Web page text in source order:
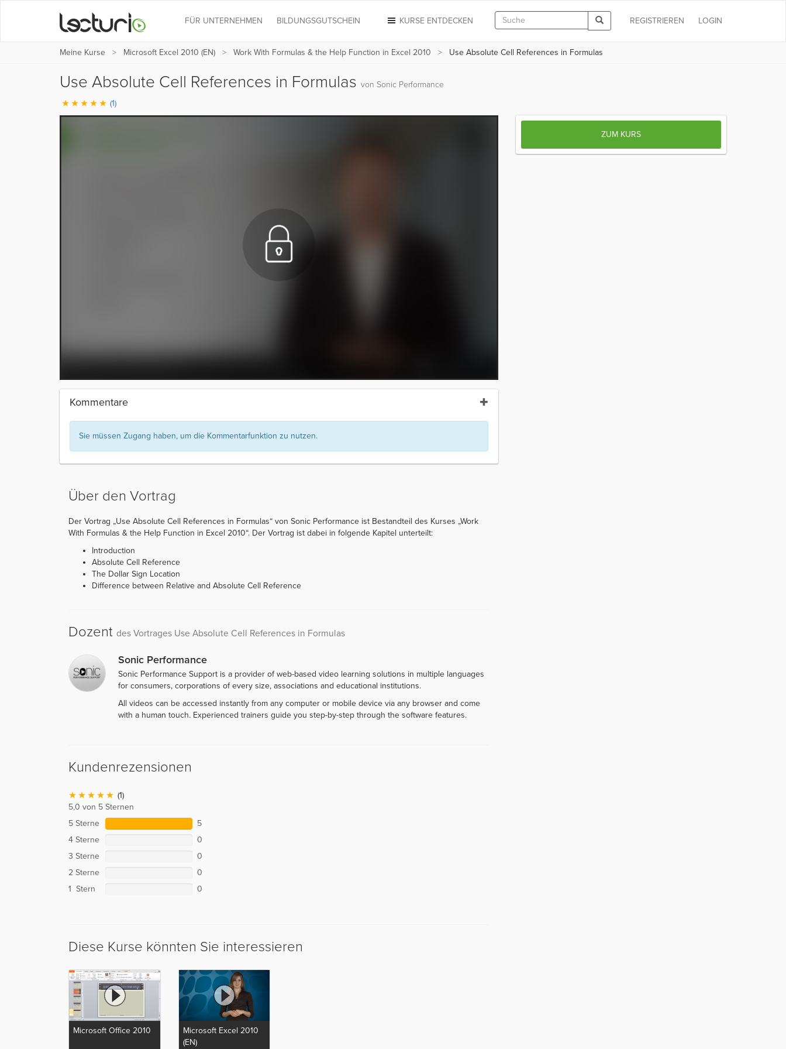
LOGIN
REGISTRIEREN
KURSE ENTDECKEN
FÜR UNTERNEHMEN BILDUNGSGUTSCHEIN
Meine Kurse Microsoft Excel 2010 (EN) Work With Formulas & the Help Function in Excel 2010 Use Absolute Cell References in Formulas
Use Absolute Cell References in Formulas von Sonic Performance
(1)
Kommentare
Sie müssen Zugang haben, um die Kommentarfunktion zu nutzen.
Über den Vortrag
Der Vortrag „Use Absolute Cell References in Formulas“ von Sonic Performance ist Bestandteil des Kurses „Work
With Formulas & the Help Function in Excel 2010“. Der Vortrag ist dabei in folgende Kapitel unterteilt:
Introduction
Absolute Cell Reference
The Dollar Sign Location
Difference between Relative and Absolute Cell Reference
Dozent des Vortrages Use Absolute Cell References in Formulas
Sonic Performance
Sonic Performance Support is a provider of web-based video learning solutions in multiple languages
for consumers, corporations of every size, associations and educational institutions.
All videos can be accessed instantly from any computer or mobile device via any browser and come
with a human touch. Experienced trainers guide you step-by-step through the software features.
Kundenrezensionen
(1)
5,0 von 5 Sternen
5 Sterne
5
4 Sterne
0
3 Sterne
0
2 Sterne
0
1 Stern
0
Diese Kurse könnten Sie interessieren
Microsoft Office 2010
Microsoft Excel 2010
(EN)
ZUM KURS